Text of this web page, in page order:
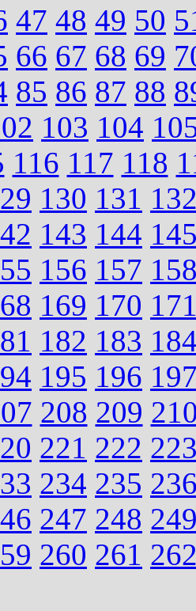
47 48 49 50
66 67 68 69
85 86 87 88
103 104
116 117 118
130 131
143 144
156 157
169 170
182 183
195 196
208 209
221 222
234 235
247 248
260 261